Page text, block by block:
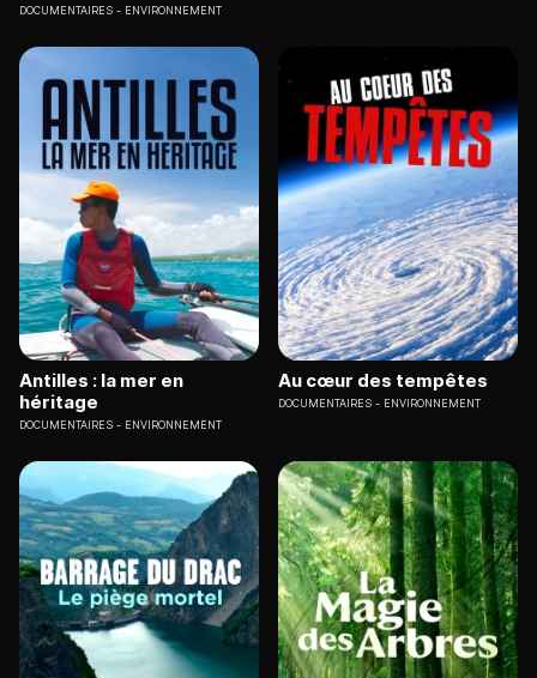
DOCUMENTAIRES ENVIRONNEMENT
Antilles : la mer en
héritage
DOCUMENTAIRES ENVIRONNEMENT
Au cœur des tempêtes
DOCUMENTAIRES ENVIRONNEMENT